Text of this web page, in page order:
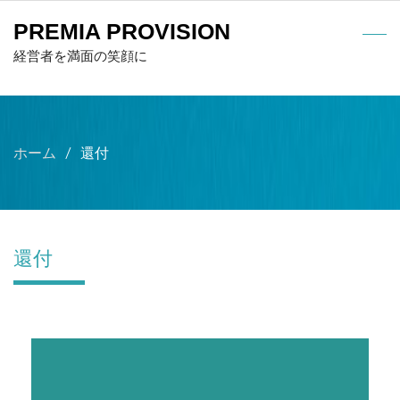
PREMIA PROVISION
経営者を満面の笑顔に
ホーム 還付
還付